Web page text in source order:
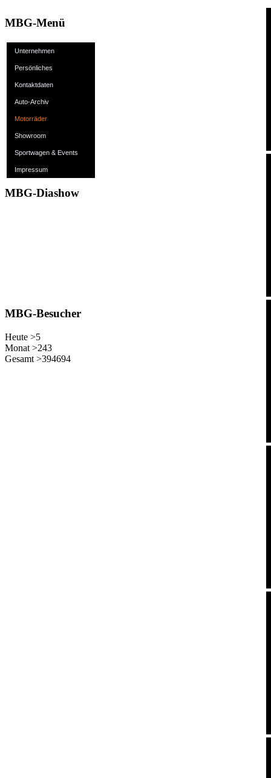
MBG-Menü
Unternehmen
Persönliches
Kontaktdaten
Auto-Archiv
Motorräder
Showroom
Sportwagen & Events
Impressum
MBG-Diashow
MBG-Besucher
Heute >5
Monat >243
Gesamt >394694